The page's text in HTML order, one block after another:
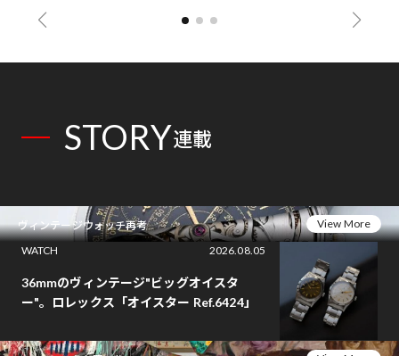
STORY連載
ヴィンテージウォッチ再考
View More
WATCH
2026.08.05
36mmのヴィンテージ"ビッグオイスタ
ー"。ロレックス「オイスター Ref.6424」